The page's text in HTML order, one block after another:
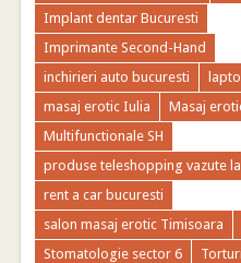
Implant dentar Bucuresti
Imprimante Second-Hand
inchirieri auto bucuresti
masaj erotic Iulia
Masaj
Multifunctionale SH
produse teleshopping vazute
rent a car bucuresti
salon masaj erotic Timisoara
Stomatologie sector 6